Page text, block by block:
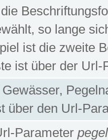
so lange
ist die zweite
ist über der
über den Url-
Parameter